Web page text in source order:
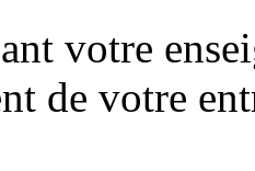
votre
de votre